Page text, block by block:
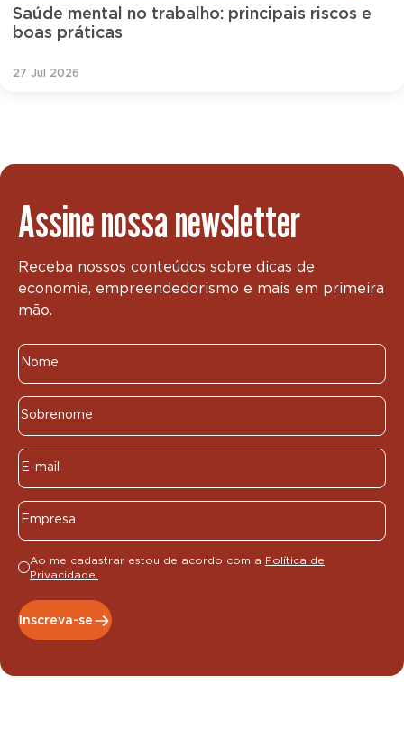
Saúde mental no trabalho: principais riscos e
boas práticas
27 Jul 2026
Assine nossa newsletter
Receba nossos conteúdos sobre dicas de
economia, empreendedorismo e mais em primeira
mão.
Ao me cadastrar estou de acordo com a Política de
Privacidade.
Inscreva-se